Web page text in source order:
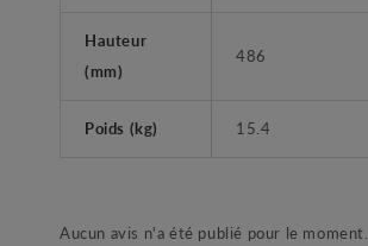
Hauteur
(mm)
486
Poids (kg) 15.4
Aucun avis n'a été publié pour le moment.